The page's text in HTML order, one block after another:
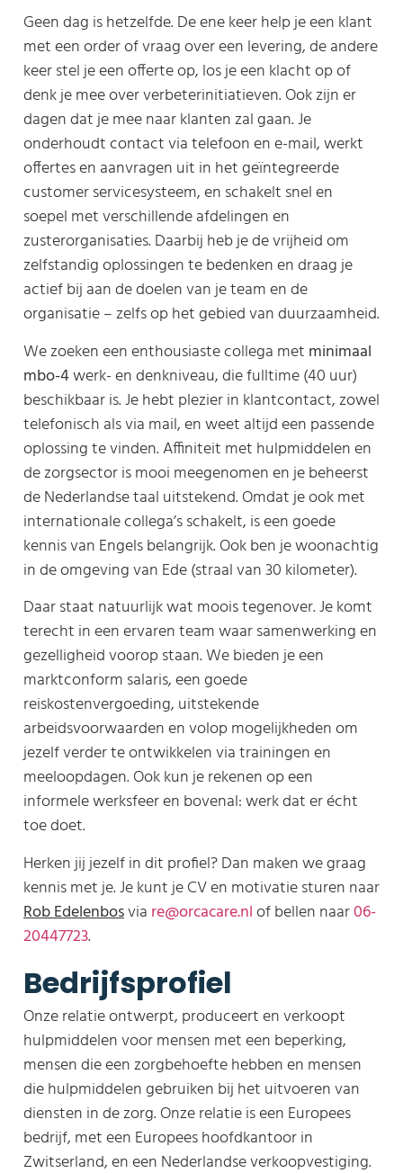
Geen dag is hetzelfde. De ene keer help je een klant
met een order of vraag over een levering, de andere
keer stel je een offerte op, los je een klacht op of
denk je mee over verbeterinitiatieven. Ook zijn er
dagen dat je mee naar klanten zal gaan. Je
onderhoudt contact via telefoon en e-mail, werkt
offertes en aanvragen uit in het geïntegreerde
customer servicesysteem, en schakelt snel en
soepel met verschillende afdelingen en
zusterorganisaties. Daarbij heb je de vrijheid om
zelfstandig oplossingen te bedenken en draag je
actief bij aan de doelen van je team en de
organisatie – zelfs op het gebied van duurzaamheid.
We zoeken een enthousiaste collega met minimaal
mbo-4werk- en denkniveau, die fulltime (40 uur)
beschikbaar is. Je hebt plezier in klantcontact, zowel
telefonisch als via mail, en weet altijd een passende
oplossing te vinden. Affiniteit met hulpmiddelen en
de zorgsector is mooi meegenomen en je beheerst
de Nederlandse taal uitstekend. Omdat je ook met
internationale collega’s schakelt, is een goede
kennis van Engels belangrijk. Ook ben je woonachtig
in de omgeving van Ede (straal van 30 kilometer).
Daar staat natuurlijk wat moois tegenover. Je komt
terecht in een ervaren team waar samenwerking en
gezelligheid voorop staan. We bieden je een
marktconform salaris, een goede
reiskostenvergoeding, uitstekende
arbeidsvoorwaarden en volop mogelijkheden om
jezelf verder te ontwikkelen via trainingen en
meeloopdagen. Ook kun je rekenen op een
informele werksfeer en bovenal: werk dat er écht
toe doet.
Herken jij jezelf in dit profiel? Dan maken we graag
kennis met je. Je kunt je CV en motivatie sturen naar
Rob Edelenbosvia re@orcacare.nlof bellen naar06-
20447723.
Bedrijfsprofiel
Onze relatie ontwerpt, produceert en verkoopt
hulpmiddelen voor mensen met een beperking,
mensen die een zorgbehoefte hebben en mensen
die hulpmiddelen gebruiken bij het uitvoeren van
diensten in de zorg. Onze relatie is een Europees
bedrijf, met een Europees hoofdkantoor in
Zwitserland, en een Nederlandse verkoopvestiging.